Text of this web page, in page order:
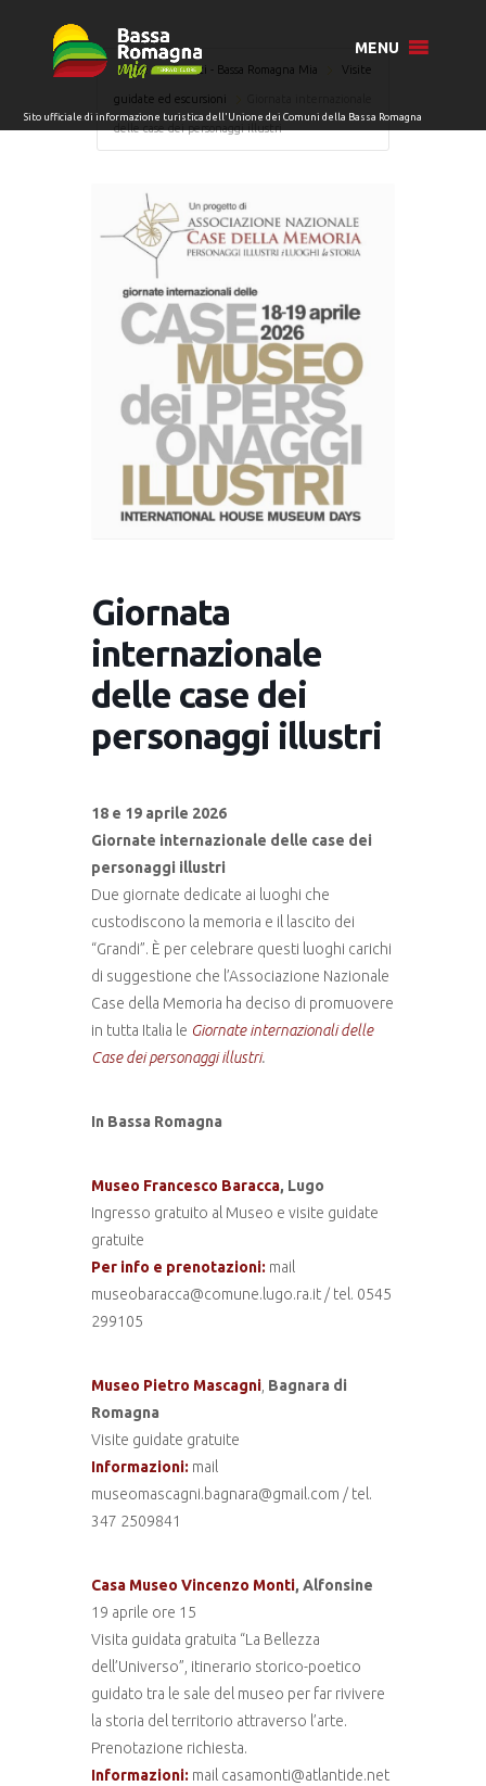
MENU
Home Eventi - Bassa Romagna Mia Visite
guidate ed escursioni
delle case dei personaggi illustri
Giornata
internazionale
delle case dei
personaggi illustri
18 e 19 aprile 2026
Giornate internazionale delle case dei
personaggi illustri
Due giornate dedicate ai luoghi che
custodiscono la memoria e il lascito dei
“Grandi”. È per celebrare questi luoghi carichi
di suggestione che l’Associazione Nazionale
Case della Memoria ha deciso di promuovere
in tutta Italia le Giornate internazionali delle
Case dei personaggi illustri.
In Bassa Romagna
Museo Francesco Baracca, Lugo
Ingresso gratuito al Museo e visite guidate
gratuite
Per info e prenotazioni: mail
museobaracca@comune.lugo.ra.it / tel. 0545
299105
Museo Pietro Mascagni, Bagnara di
Romagna
Visite guidate gratuite
Informazioni: mail
museomascagni.bagnara@gmail.com / tel.
347 2509841
Casa Museo Vincenzo Monti, Alfonsine
19 aprile ore 15
Visita guidata gratuita “La Bellezza
dell’Universo”, itinerario storico-poetico
guidato tra le sale del museo per far rivivere
la storia del territorio attraverso l’arte.
Prenotazione richiesta.
Informazioni: mail casamonti@atlantide.net